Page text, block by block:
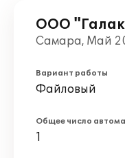
ООО
Самара, Май
Вариант работы
Файловый
Общее число
1